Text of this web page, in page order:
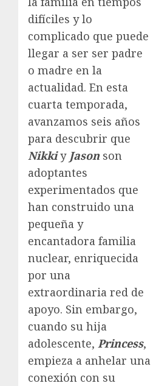
difíciles y lo
complicado que puede
llegar a ser ser padre
o madre en la
actualidad. En esta
cuarta temporada,
avanzamos seis años
para descubrir que
Nikkiy Jason son
adoptantes
experimentados que
han construido una
pequeña y
encantadora familia
nuclear, enriquecida
por una
extraordinaria red de
apoyo. Sin embargo,
cuando su hija
adolescente, Princess,
empieza a anhelar una
conexión con su